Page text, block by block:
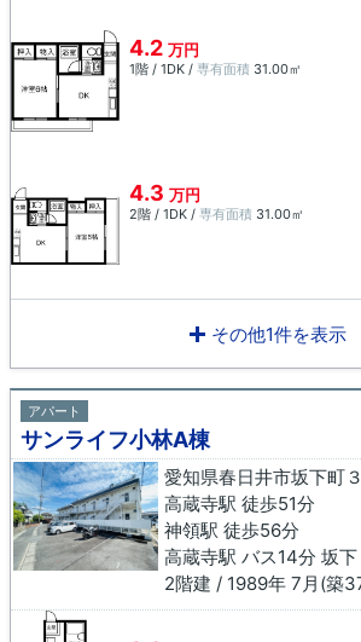
4.2 万円
1階 / 1DK / 専有面積 31.00㎡
4.3 万円
2階 / 1DK / 専有面積 31.00㎡
その他1件を表示
アパート
サンライフ小林A棟
愛知県春日井市坂下町
高蔵寺駅 徒歩51分
神領駅 徒歩56分
2階建 / 1989年 7月(築